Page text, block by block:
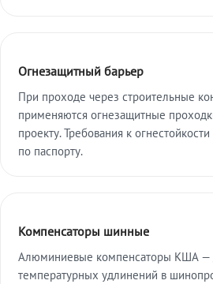
Огнезащитный барьер
При проходе через строительные
применяются огнезащитные
проекту. Требования к
по паспорту.
Компенсаторы шинные
Алюминиевые компенсаторы КША —
температурных удлинений в